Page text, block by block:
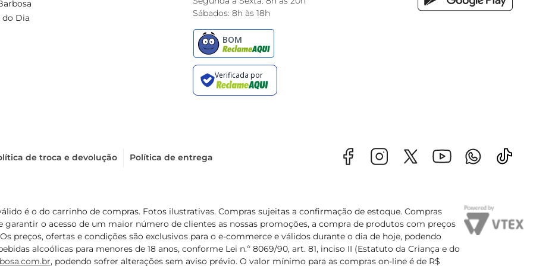
do Dia
Sábados: 8h às 18h
de troca e devolução Política de entrega
é o do carrinho de compras. Fotos ilustrativas. Compras sujeitas a confirmação de estoque. Compras
garantir o acesso de um maior número de clientes as nossas promoções, a compra de produtos com preços
preços, ofertas e condições são exclusivos para o e-commerce e válidos durante o dia de hoje, podendo
alcoólicas para menores de 18 anos, conforme Lei n.º 8069/90, art. 81, inciso II (Estatuto da Criança e do
, podendo sofrer alterações sem aviso prévio. O valor mínimo para as compras on-line é de R$